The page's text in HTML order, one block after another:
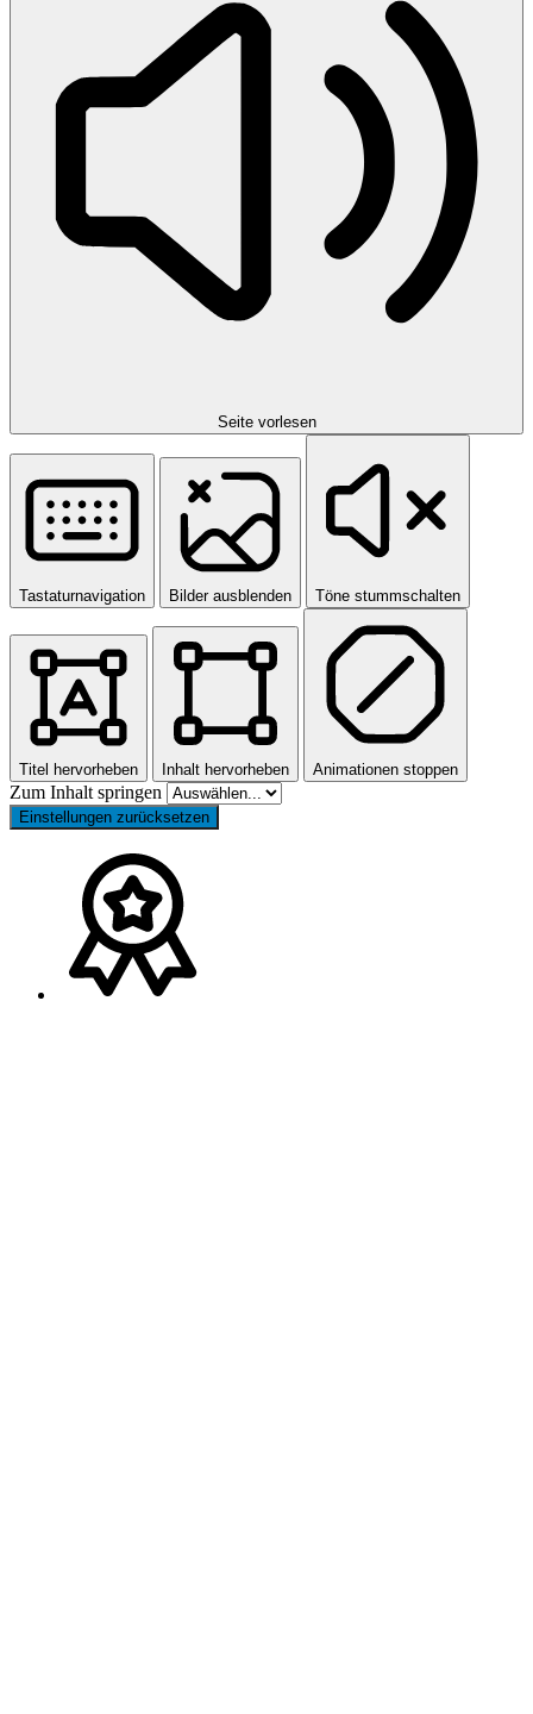
Seite vorlesen
Tastaturnavigation Bilder ausblenden Töne stummschalten
Titel hervorheben Inhalt hervorheben Animationen stoppen
Zum Inhalt springen
Einstellungen zurücksetzen